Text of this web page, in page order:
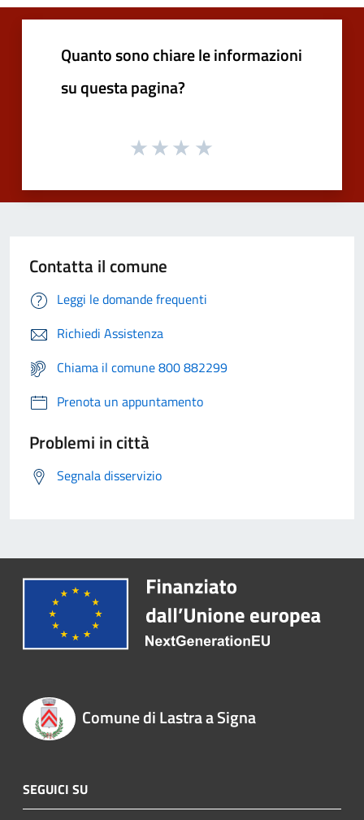
Quanto sono chiare le informazioni
su questa pagina?
Contatta il comune
Leggi le domande frequenti
Richiedi Assistenza
Chiama il comune 800 882299
Prenota un appuntamento
Problemi in città
Segnala disservizio
Comune di Lastra a Signa
SEGUICI SU